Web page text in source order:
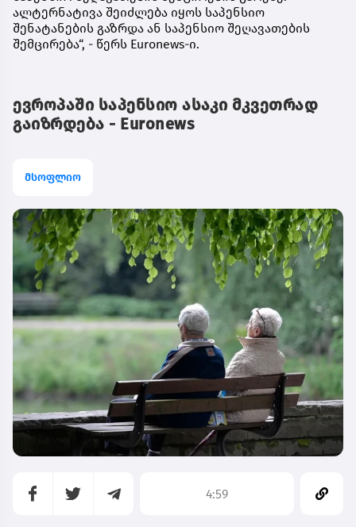
ალტერნატივა შეიძლება იყოს საპენსიო
შენატანების გაზრდა ან საპენსიო შეღავათების
შემცირება“, - წერს Euronews-ი.
ევროპაში საპენსიო ასაკი მკვეთრად
გაიზრდება - Euronews
მსოფლიო
4:59